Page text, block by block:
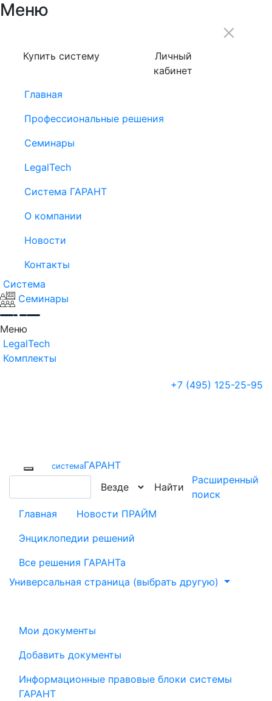
Меню
Купить систему
Личный
кабинет
Главная
Профессиональные решения
Семинары
LegalTech
Система ГАРАНТ
О компании
Новости
Контакты
Система
Семинары
Меню
LegalTech
Комплекты
+7 (495) 125-25-95
cистемаГАРАНТ
Найти
Расширенный
поиск
Главная
Новости ПРАЙМ
Энциклопедии решений
Все решения ГАРАНТа
Универсальная страница (выбрать другую)
Мои документы
Добавить документы
Информационные правовые блоки системы
ГАРАНТ